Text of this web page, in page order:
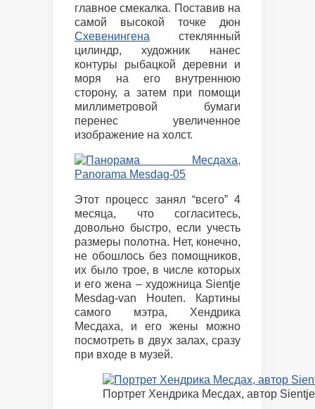
главное смекалка. Поставив на
самой высокой точке дюн
Схевенингена стеклянный
цилиндр, художник нанес
контуры рыбацкой деревни и
моря на его внутреннюю
сторону, а затем при помощи
миллиметровой бумаги
перенес увеличенное
изображение на холст.
Этот процесс занял “всего” 4
месяца, что согласитесь,
довольно быстро, если учесть
размеры полотна. Нет, конечно,
не обошлось без помощников,
их было трое, в числе которых
и его жена – художница Sientje
Mesdag-van Houten. Картины
самого мэтра, Хендрика
Месдаха, и его жены можно
посмотреть в двух залах, сразу
при входе в музей.
Портрет Хендрика Месдах, автор